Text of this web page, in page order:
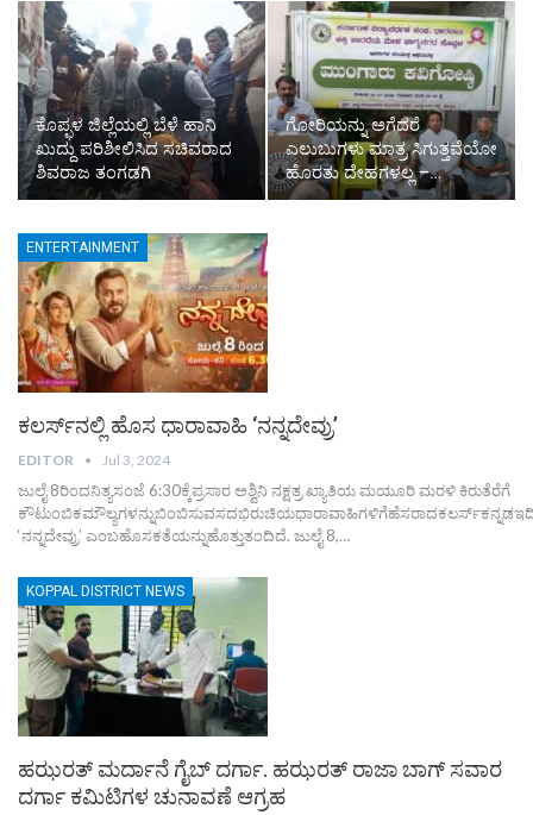
ಕೊಪ್ಫಳ ಜಿಲ್ಲೆಯಲ್ಲಿ ಬೆಳೆ ಹಾನಿ
ಖುದ್ದು ಪರಿಶೀಲಿಸಿದ ಸಚಿವರಾದ
ಶಿವರಾಜ ತಂಗಡಗಿ
ಗೋರಿಯನ್ನು ಅಗೆದರೆ
ಎಲುಬುಗಳು ಮಾತ್ರ ಸಿಗುತ್ತವೆಯೋ
ಹೊರತು ದೇಹಗಳಲ್ಲ –…
ENTERTAINMENT
ಕಲರ್ಸ್‌ನಲ್ಲಿ ಹೊಸ ಧಾರಾವಾಹಿ ‘ನನ್ನದೇವ್ರು’
EDITOR Jul 3, 2024
ಜುಲೈ 8ರಿಂದನಿತ್ಯಸಂಜೆ 6:30ಕ್ಕೆಪ್ರಸಾರ ಅಶ್ವಿನಿ ನಕ್ಷತ್ರ ಖ್ಯಾತಿಯ ಮಯೂರಿ ಮರಳಿ ಕಿರುತೆರೆಗೆ
‘ನನ್ನದೇವ್ರು’ ಎಂಬಹೊಸಕತೆಯನ್ನುಹೊತ್ತುತಂದಿದೆ. ಜುಲೈ 8,…
KOPPAL DISTRICT NEWS
ಹಝರತ್ ಮರ್ದಾನೆ ಗೈಬ್ ದರ್ಗಾ. ಹಝರತ್ ರಾಜಾ ಬಾಗ್ ಸವಾರ
ದರ್ಗಾ ಕಮಿಟಿಗಳ ಚುನಾವಣೆ ಆಗ್ರಹ